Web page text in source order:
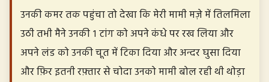
उनकी कमर तक पहुंचा तो देखा कि मेरी मामी मज़े में तिलमिला
उठी तभी मैने उनकी १ टांग को अपने कंधे पर रख लिया और
अपने लंड को उनकी चूत में टिका दिया और अन्दर घुसा दिया
और फ़िर इतनी रफ़्तार से चोदा उनको मामी बोल रही थी थोड़ा